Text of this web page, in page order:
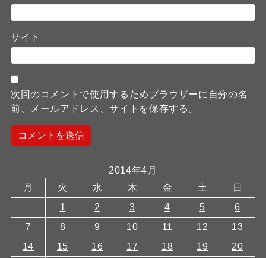
サイト
次回のコメントで使用するためブラウザーに自分の名
前、メールアドレス、サイトを保存する。
2014年4月
月
火 水 木 金 土
日
1
2 3 4 5
6
7
8 9 10 11 12
13
14
15 16 17 18 19 20